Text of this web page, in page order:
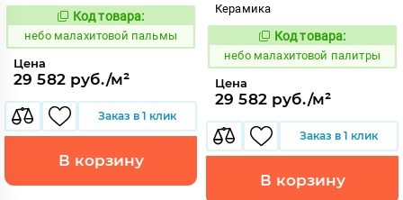
1115942
Код товара:
небо малахитовой пальмы
Цена
29 582 руб./м²
Заказ в 1 клик
В корзину
Керамика
1115941
Код товара:
небо малахитовой палитры
Цена
29 582 руб./м²
Заказ в 1 клик
В корзину